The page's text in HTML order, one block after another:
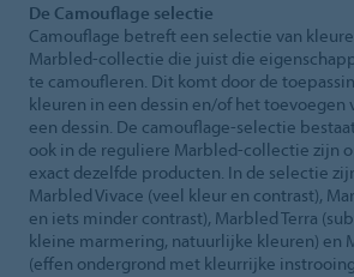
De Camouflage selectie
Camouflage betreft een selectie van
Marbled-collectie die juist die
te camoufleren. Dit komt door de
kleuren in een dessin en/of het toevoegen
een dessin. De camouflage-selectie
ook in de reguliere Marbled-collectie zijn
exact dezelfde producten. In de selectie
Marbled Vivace (veel kleur en contrast),
en iets minder contrast), Marbled Terra
kleine marmering, natuurlijke kleuren) en
(effen ondergrond met kleurrijke